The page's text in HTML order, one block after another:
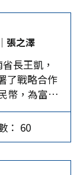
可以獲得
僅是相對
，勝者得
視公平競
界和平。絕
說是輸家，
增進友
，列國競
一提的
敗朝鮮
贏得隊史
天團」6人
李雯雯實
之巔。特別
別的奧運
項，大陸神
國女選手
辦的鐵人
士奧運代
作為巴黎
張之澤
長王凱，
了戰略合作
幣，為富士
七大中心新
工。 這是
美國拜登政
： 60